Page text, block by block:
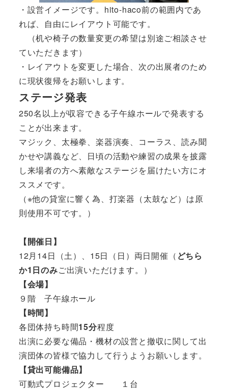
・設営イメージです。hito-haco前の範囲内であ
れば、自由にレイアウト可能です。
（机や椅子の数量変更の希望は別途ご相談させ
ていただきます）
・レイアウトを変更した場合、次の出展者のため
に現状復帰をお願いします。
ステージ発表
250名以上が収容できる子午線ホールで発表する
ことが出来ます。
マジック、太極拳、楽器演奏、コーラス、読み聞
かせや講義など、日頃の活動や練習の成果を披露
し来場者の方へ素敵なステージを届けたい方にオ
ススメです。
（※他の貸室に響く為、打楽器（太鼓など）は原
則使用不可です。）
【開催日】
12月14日（土）、15日（日）両日開催（ どちら
か1日のみご出演いただけます。）
【会場】
９階 子午線ホール
【時間】
各団体持ち時間15分程度
出演に必要な備品・機材の設営と撤収に関して出
演団体の皆様で協力して行うようお願いします。
【貸出可能備品】
可動式プロジェクター １台